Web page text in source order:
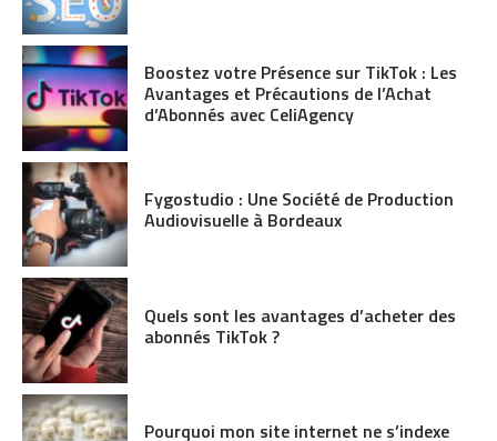
Boostez votre Présence sur TikTok : Les
Avantages et Précautions de l’Achat
d’Abonnés avec CeliAgency
Fygostudio : Une Société de Production
Audiovisuelle à Bordeaux
Quels sont les avantages d’acheter des
abonnés TikTok ?
Pourquoi mon site internet ne s’indexe